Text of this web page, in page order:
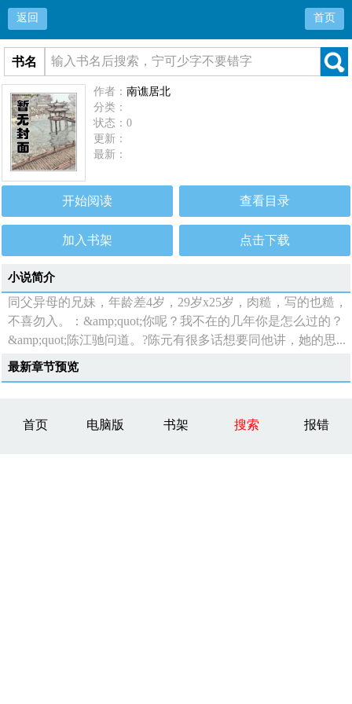
返回 首页
书名
作者：南谯居北
分类：
状态：0
更新：
最新：
开始阅读 查看目录
加入书架 点击下载
小说简介
同父异母的兄妹，年龄差4岁，29岁x25岁，肉糙，写的也糙，
不喜勿入。：&amp;quot;你呢？我不在的几年你是怎么过的？
&amp;quot;陈江驰问道。?陈元有很多话想要同他讲，她的思...
最新章节预览
首页 电脑版 书架 搜索 报错